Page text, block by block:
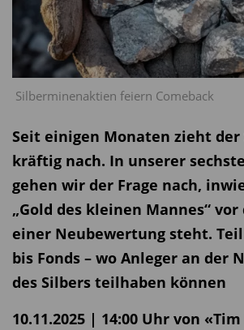
Silberminenaktien feiern Comeback
Seit einigen Monaten zieht der
kräftig nach. In unserer
gehen wir der Frage nach,
„Gold des kleinen Mannes“
einer Neubewertung steht.
bis Fonds – wo Anleger an der
des Silbers teilhaben können
10.11.2025 | 14:00 Uhr von